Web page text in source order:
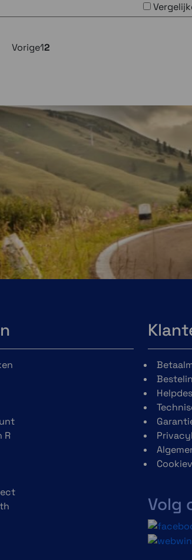
Vorige12
R
Volg